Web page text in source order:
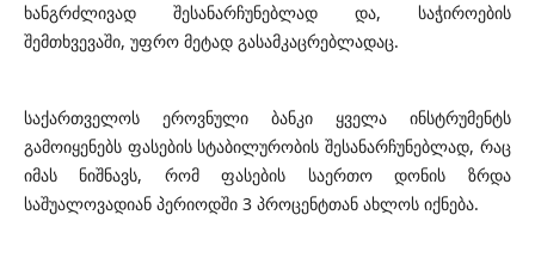
ხანგრძლივად შესანარჩუნებლად და, საჭიროების
შემთხვევაში, უფრო მეტად გასამკაცრებლადაც.
საქართველოს ეროვნული ბანკი ყველა ინსტრუმენტს
გამოიყენებს ფასების სტაბილურობის შესანარჩუნებლად, რაც
იმას ნიშნავს, რომ ფასების საერთო დონის ზრდა
საშუალოვადიან პერიოდში 3 პროცენტთან ახლოს იქნება.